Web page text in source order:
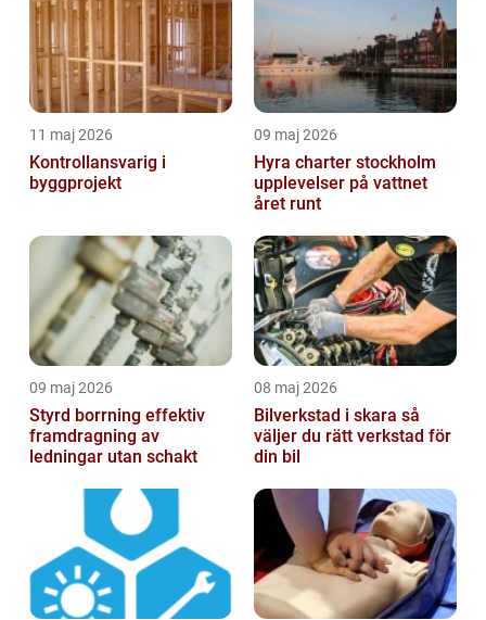
11 maj 2026
Kontrollansvarig i
byggprojekt
09 maj 2026
Hyra charter stockholm
upplevelser på vattnet
året runt
09 maj 2026
Styrd borrning effektiv
framdragning av
ledningar utan schakt
08 maj 2026
Bilverkstad i skara så
väljer du rätt verkstad för
din bil